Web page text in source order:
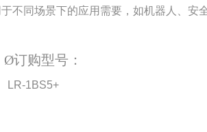
不同场景下的应用需要，如机器人、安
Ø订购型号：
LR-1BS5+